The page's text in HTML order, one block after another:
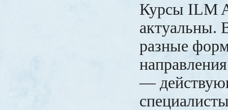
Курсы ILM
актуальны.
разные
—